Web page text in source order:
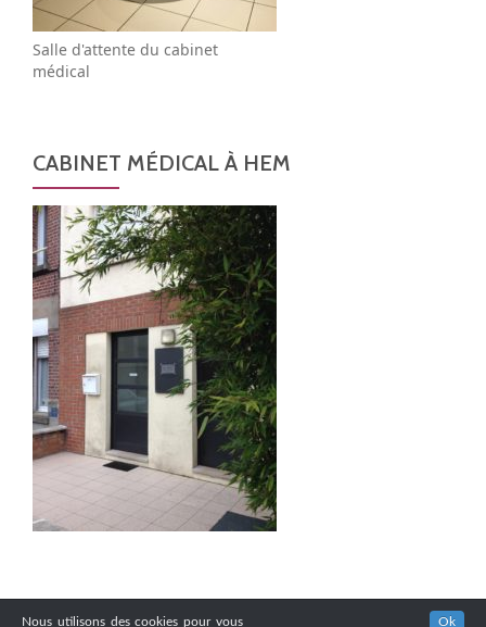
Salle d'attente du cabinet
médical
CABINET MÉDICAL À HEM
Nous utilisons des cookies pour vous Ok